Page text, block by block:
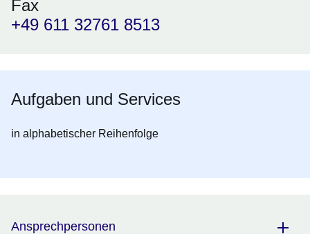
Fax
+49 611 32761 8513
Aufgaben und Services
in alphabetischer Reihenfolge
Ansprechpersonen